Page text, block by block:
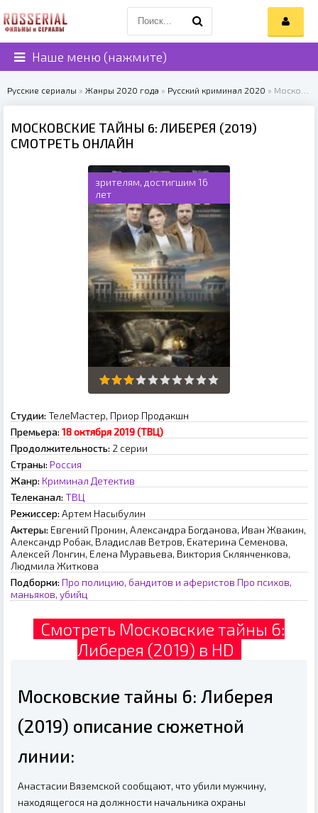
Наше меню (нажмите)
Русские сериалы » Жанры 2020 года » Русский криминал 2020 » Московские тайны 6: Либерея (2019)
МОСКОВСКИЕ ТАЙНЫ 6: ЛИБЕРЕЯ (2019)
СМОТРЕТЬ ОНЛАЙН
зрителям, достигшим 16
лет
Студии: ТелеМастер, Приор Продакшн
Премьера: 18 октября 2019 (ТВЦ)
Продолжительность: 2 серии
Страны: Россия
Жанр: Криминал Детектив
Телеканал: ТВЦ
Режиссер: Артем Насыбулин
Актеры: Евгений Пронин, Александра Богданова, Иван Жвакин,
Александр Робак, Владислав Ветров, Екатерина Семенова,
Алексей Лонгин, Елена Муравьева, Виктория Склянченкова,
Людмила Житкова
Подборки: Про полицию, бандитов и аферистов Про психов,
маньяков, убийц
Смотреть Московские тайны 6:
Либерея (2019) в HD
Московские тайны 6: Либерея
(2019) описание сюжетной
линии:
Анастасии Вяземской сообщают, что убили мужчину,
находящегося на должности начальника охраны